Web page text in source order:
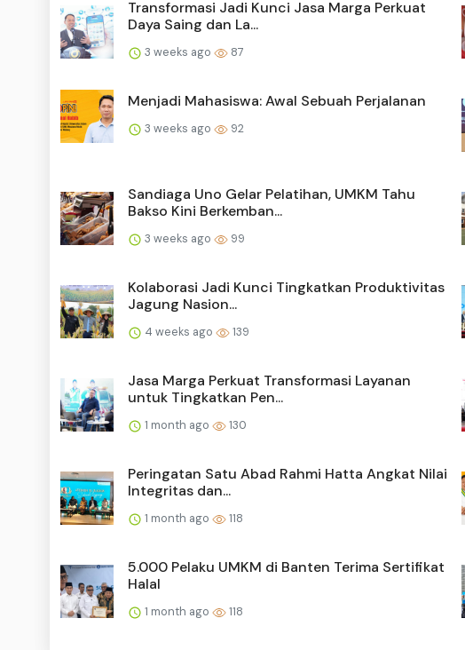
Transformasi Jadi Kunci Jasa Marga Perkuat
Daya Saing dan La...
3 weeks ago 87
Menjadi Mahasiswa: Awal Sebuah Perjalanan
3 weeks ago 92
Sandiaga Uno Gelar Pelatihan, UMKM Tahu
Bakso Kini Berkemban...
3 weeks ago 99
Kolaborasi Jadi Kunci Tingkatkan Produktivitas
Jagung Nasion...
4 weeks ago 139
Jasa Marga Perkuat Transformasi Layanan
untuk Tingkatkan Pen...
1 month ago 130
Peringatan Satu Abad Rahmi Hatta Angkat Nilai
Integritas dan...
1 month ago 118
5.000 Pelaku UMKM di Banten Terima Sertifikat
Halal
1 month ago 118